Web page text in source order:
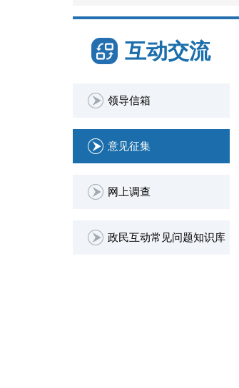
互动交流
领导信箱
意见征集
网上调查
政民互动常见问题知识库